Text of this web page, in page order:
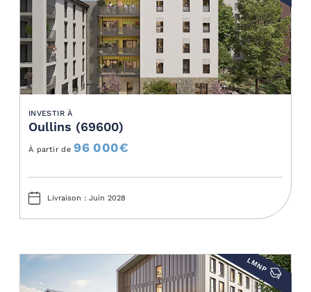
INVESTIR À
Oullins (69600)
À partir de96 000€
Livraison : Juin 2028
LMNP